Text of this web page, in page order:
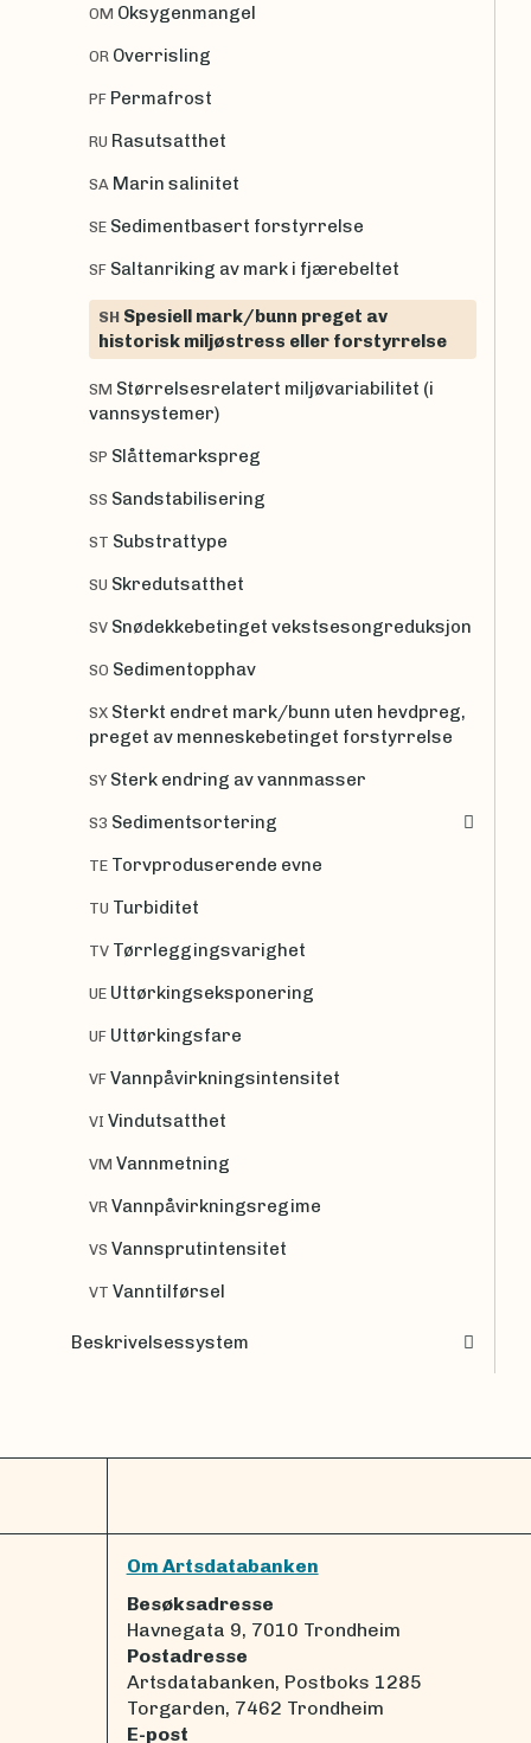
OM Oksygenmangel
OR Overrisling
PF Permafrost
RU Rasutsatthet
SA Marin salinitet
SE Sedimentbasert forstyrrelse
SF Saltanriking av mark i fjærebeltet
SH Spesiell mark/bunn preget av
historisk miljøstress eller forstyrrelse
SM Størrelsesrelatert miljøvariabilitet (i
vannsystemer)
SP Slåttemarkspreg
SS Sandstabilisering
ST Substrattype
SU Skredutsatthet
SV Snødekkebetinget vekstsesongreduksjon
SO Sedimentopphav
SX Sterkt endret mark/bunn uten hevdpreg,
preget av menneskebetinget forstyrrelse
SY Sterk endring av vannmasser
S3 Sedimentsortering
TE Torvproduserende evne
TU Turbiditet
TV Tørrleggingsvarighet
UE Uttørkingseksponering
UF Uttørkingsfare
VF Vannpåvirkningsintensitet
VI Vindutsatthet
VM Vannmetning
VR Vannpåvirkningsregime
VS Vannsprutintensitet
VT Vanntilførsel
Beskrivelsessystem
Om Artsdatabanken
Besøksadresse
Havnegata 9, 7010 Trondheim
Postadresse
Artsdatabanken, Postboks 1285
Torgarden, 7462 Trondheim
E-post